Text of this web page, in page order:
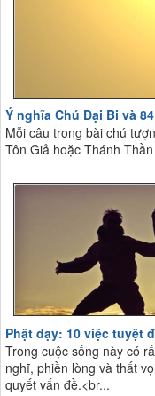
Ý nghĩa Chú Đại Bi và
Mỗi câu trong bài chú
Tôn Giả hoặc Thánh
Phật dạy: 10 việc tuyệt
Trong cuộc sống này có
nghĩ, phiền lòng và thất
quyết vấn đề.<br...